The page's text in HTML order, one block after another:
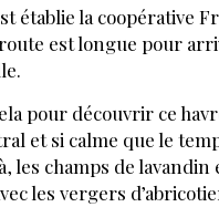
établie la coopérative
est longue pour
pour découvrir ce
et si calme que le
les champs de lavandin
les vergers